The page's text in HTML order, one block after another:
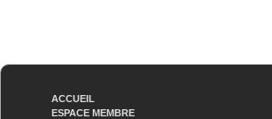
ACCUEIL
ESPACE MEMBRE